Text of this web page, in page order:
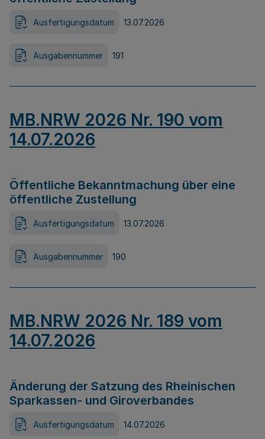
Ausfertigungsdatum 13.07.2026
Ausgabennummer 191
MB.NRW 2026 Nr. 190 vom
14.07.2026
Öffentliche Bekanntmachung über eine
öffentliche Zustellung
Ausfertigungsdatum 13.07.2026
Ausgabennummer 190
MB.NRW 2026 Nr. 189 vom
14.07.2026
Änderung der Satzung des Rheinischen
Sparkassen- und Giroverbandes
Ausfertigungsdatum 14.07.2026